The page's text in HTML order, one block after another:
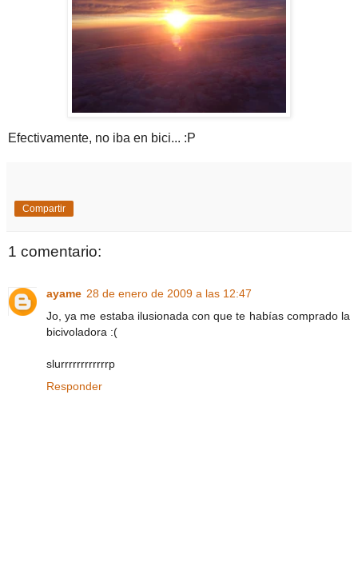
Efectivamente, no iba en bici... :P
Compartir
1 comentario:
ayame 28 de enero de 2009 a las 12:47
Jo, ya me estaba ilusionada con que te habías comprado la
bicivoladora :(
slurrrrrrrrrrrrp
Responder